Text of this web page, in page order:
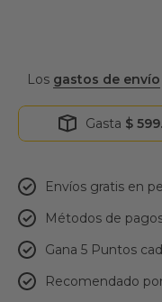
Los gastos de envío
Gasta $
Envíos gratis en
Métodos de
Gana 5 Puntos
Recomendado